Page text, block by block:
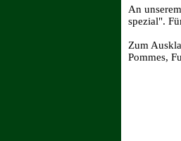
An
spezial".
Zum
Pommes,